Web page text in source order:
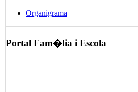
Organigrama
Portal Fam�lia i Escola